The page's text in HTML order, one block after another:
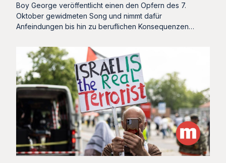
Boy George veröffentlicht einen den Opfern des 7.
Oktober gewidmeten Song und nimmt dafür
Anfeindungen bis hin zu beruflichen Konsequenzen…